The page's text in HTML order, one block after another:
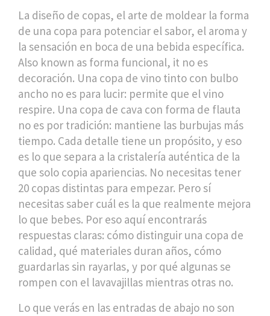
La diseño de copas, el arte de moldear la forma
de una copa para potenciar el sabor, el aroma y
la sensación en boca de una bebida específica.
Also known as forma funcional, it no es
decoración. Una copa de vino tinto con bulbo
ancho no es para lucir: permite que el vino
respire. Una copa de cava con forma de flauta
no es por tradición: mantiene las burbujas más
tiempo. Cada detalle tiene un propósito, y eso
es lo que separa a la cristalería auténtica de la
que solo copia apariencias. No necesitas tener
20 copas distintas para empezar. Pero sí
necesitas saber cuál es la que realmente mejora
lo que bebes. Por eso aquí encontrarás
respuestas claras: cómo distinguir una copa de
calidad, qué materiales duran años, cómo
guardarlas sin rayarlas, y por qué algunas se
rompen con el lavavajillas mientras otras no.
Lo que verás en las entradas de abajo no son